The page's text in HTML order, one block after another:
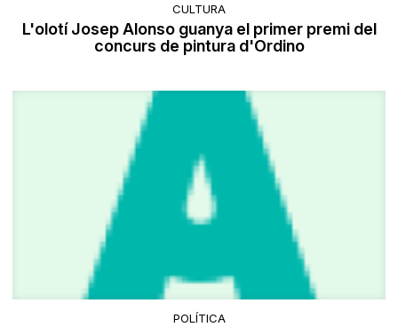
CULTURA
L'olotí Josep Alonso guanya el primer premi del
concurs de pintura d'Ordino
POLÍTICA